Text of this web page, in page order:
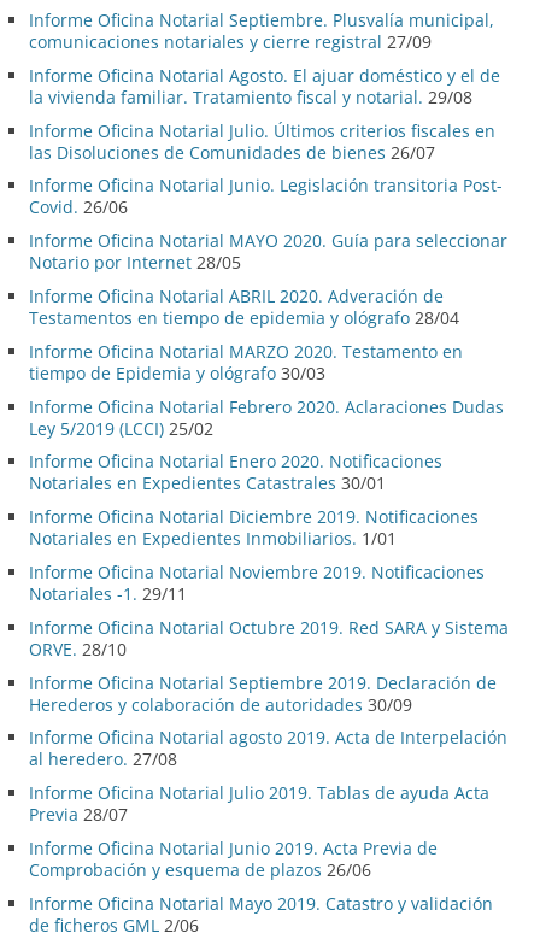
Informe Oficina Notarial Septiembre. Plusvalía municipal,
comunicaciones notariales y cierre registral 27/09
Informe Oficina Notarial Agosto. El ajuar doméstico y el de
la vivienda familiar. Tratamiento fiscal y notarial. 29/08
Informe Oficina Notarial Julio. Últimos criterios fiscales en
las Disoluciones de Comunidades de bienes 26/07
Informe Oficina Notarial Junio. Legislación transitoria Post-
Covid. 26/06
Informe Oficina Notarial MAYO 2020. Guía para seleccionar
Notario por Internet 28/05
Informe Oficina Notarial ABRIL 2020. Adveración de
Testamentos en tiempo de epidemia y ológrafo 28/04
Informe Oficina Notarial MARZO 2020. Testamento en
tiempo de Epidemia y ológrafo 30/03
Informe Oficina Notarial Febrero 2020. Aclaraciones Dudas
Ley 5/2019 (LCCI) 25/02
Informe Oficina Notarial Enero 2020. Notificaciones
Notariales en Expedientes Catastrales 30/01
Informe Oficina Notarial Diciembre 2019. Notificaciones
Notariales en Expedientes Inmobiliarios. 1/01
Informe Oficina Notarial Noviembre 2019. Notificaciones
Notariales -1. 29/11
Informe Oficina Notarial Octubre 2019. Red SARA y Sistema
ORVE. 28/10
Informe Oficina Notarial Septiembre 2019. Declaración de
Herederos y colaboración de autoridades 30/09
Informe Oficina Notarial agosto 2019. Acta de Interpelación
al heredero. 27/08
Informe Oficina Notarial Julio 2019. Tablas de ayuda Acta
Previa 28/07
Informe Oficina Notarial Junio 2019. Acta Previa de
Comprobación y esquema de plazos 26/06
Informe Oficina Notarial Mayo 2019. Catastro y validación
de ficheros GML 2/06